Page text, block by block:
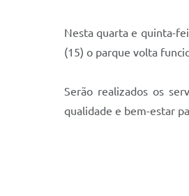
Nesta quarta e quinta-
(15) o parque volta
Serão realizados os
qualidade e bem-estar